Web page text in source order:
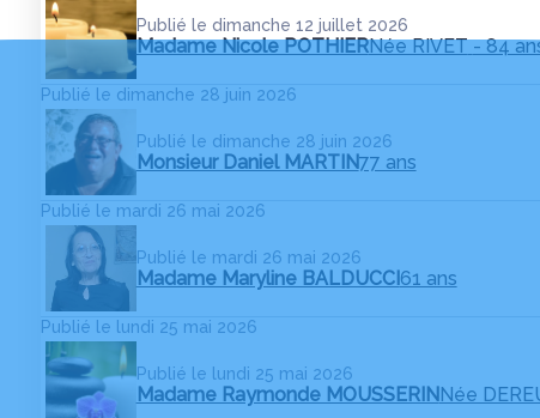
Publié le dimanche 12 juillet 2026
Madame Nicole POTHIERNée RIVET - 84
Publié le dimanche 28 juin 2026
Publié le dimanche 28 juin 2026
Monsieur Daniel MARTIN77 ans
Publié le mardi 26 mai 2026
Publié le mardi 26 mai 2026
Madame Maryline BALDUCCI 61 ans
Publié le lundi 25 mai 2026
Publié le lundi 25 mai 2026
Madame Raymonde MOUSSERIN Née